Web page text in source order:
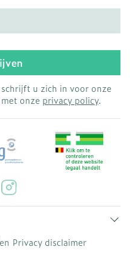
u zich in voor onze
onze privacy policy.
Privacy disclaimer